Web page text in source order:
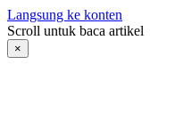
Langsung ke konten
Scroll untuk baca artikel
×